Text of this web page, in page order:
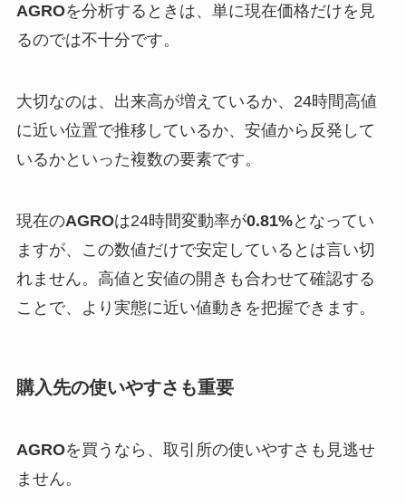
AGROを分析するときは、単に現在価格だけを見
るのでは不十分です。
大切なのは、出来高が増えているか、24時間高値
に近い位置で推移しているか、安値から反発して
いるかといった複数の要素です。
現在のAGROは24時間変動率が0.81%となってい
ますが、この数値だけで安定しているとは言い切
れません。高値と安値の開きも合わせて確認する
ことで、より実態に近い値動きを把握できます。
購入先の使いやすさも重要
AGROを買うなら、取引所の使いやすさも見逃せ
ません。